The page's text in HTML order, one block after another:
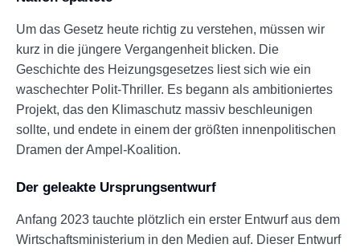
Um das Gesetz heute richtig zu verstehen, müssen wir
kurz in die jüngere Vergangenheit blicken. Die
Geschichte des Heizungsgesetzes liest sich wie ein
waschechter Polit-Thriller. Es begann als ambitioniertes
Projekt, das den Klimaschutz massiv beschleunigen
sollte, und endete in einem der größten innenpolitischen
Dramen der Ampel-Koalition.
Der geleakte Ursprungsentwurf
Anfang 2023 tauchte plötzlich ein erster Entwurf aus dem
Wirtschaftsministerium in den Medien auf. Dieser Entwurf